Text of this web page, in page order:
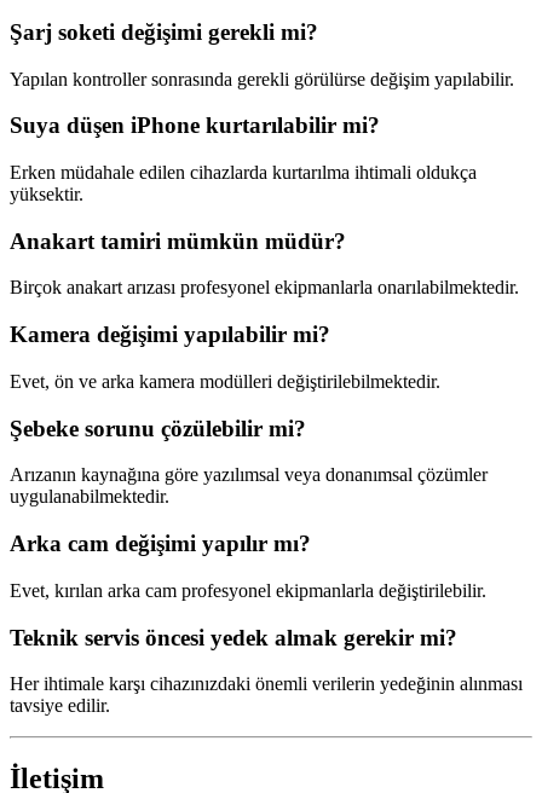
Şarj soketi değişimi gerekli mi?
Yapılan kontroller sonrasında gerekli görülürse değişim yapılabilir.
Suya düşen iPhone kurtarılabilir mi?
Erken müdahale edilen cihazlarda kurtarılma ihtimali oldukça
yüksektir.
Anakart tamiri mümkün müdür?
Birçok anakart arızası profesyonel ekipmanlarla onarılabilmektedir.
Kamera değişimi yapılabilir mi?
Evet, ön ve arka kamera modülleri değiştirilebilmektedir.
Şebeke sorunu çözülebilir mi?
Arızanın kaynağına göre yazılımsal veya donanımsal çözümler
uygulanabilmektedir.
Arka cam değişimi yapılır mı?
Evet, kırılan arka cam profesyonel ekipmanlarla değiştirilebilir.
Teknik servis öncesi yedek almak gerekir mi?
Her ihtimale karşı cihazınızdaki önemli verilerin yedeğinin alınması
tavsiye edilir.
İletişim